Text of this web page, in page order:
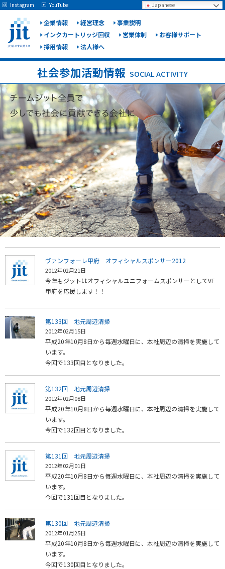
企業情報 経営理念
事業説明
インクカートリッジ回収
営業体制
お客様サポート
採用情報
法人様へ
Japanese
Instagram YouTube
社会参加活動情報 SOCIAL ACTIVITY
ヴァンフォーレ甲府 オフィシャルスポンサー2012
2012年02月21日
今年もジットはオフィシャルユニフォームスポンサーとしてVF
甲府を応援します！！
第133回 地元周辺清掃
2012年02月15日
平成20年10月8日から毎週水曜日に、本社周辺の清掃を実施して
います。
今回で133回目となりました。
第132回 地元周辺清掃
2012年02月08日
平成20年10月8日から毎週水曜日に、本社周辺の清掃を実施して
います。
今回で132回目となりました。
第131回 地元周辺清掃
2012年02月01日
平成20年10月8日から毎週水曜日に、本社周辺の清掃を実施して
います。
今回で131回目となりました。
第130回 地元周辺清掃
2012年01月25日
平成20年10月8日から毎週水曜日に、本社周辺の清掃を実施して
います。
今回で130回目となりました。
May we use cookies to track your activities? We take your privacy very seriously.
Please see our privacy policy for details and any questions.YesNo